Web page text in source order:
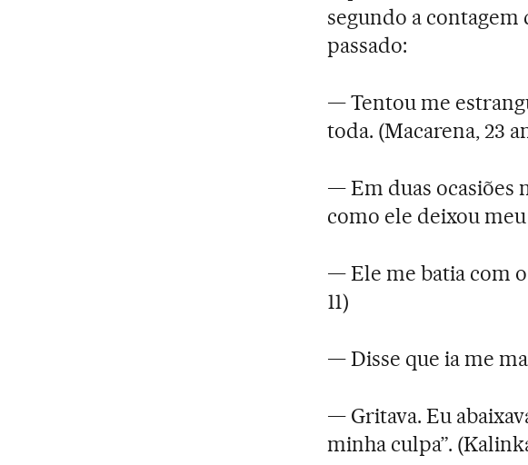
segundo a contagem
passado:
— Tentou me
toda. (Macarena, 23
— Em duas ocasiões
como ele deixou meu
— Ele me batia com
11)
— Disse que ia me
— Gritava. Eu
minha culpa”.